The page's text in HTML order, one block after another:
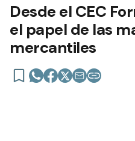
Desde el CEC
el papel de las
mercantiles